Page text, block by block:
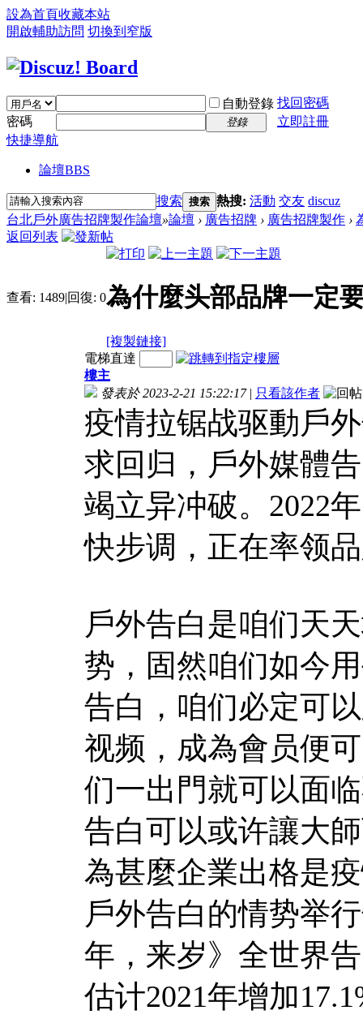
設為首頁收藏本站
開啟輔助訪問 切換到窄版
自動登錄 找回密碼
密碼
登錄
立即註冊
快捷導航
論壇BBS
搜索 搜索 熱搜: 活動 交友 discuz
台北戶外廣告招牌製作論壇»論壇 › 廣告招牌 › 廣告招牌製作 ›
返回列表
查看: 1489|回復: 0為什麼头部品牌一定
[複製鏈接]
電梯直達
樓主
發表於 2023-2-21 15:22:17 | 只看該作者
疫情拉锯战驱動戶
求回归，戶外媒體
竭立异冲破。2022
快步调，正在率领
戶外告白是咱们天
势，固然咱们如今
告白，咱们必定可
视频，成為會员便
们一出門就可以面
告白可以或许讓大
為甚麼企業出格是
戶外告白的情势举
年，来岁》全世界
估计2021年增加